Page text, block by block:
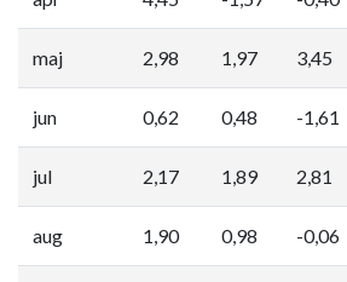
maj 2,98 1,97 3,45
jun 0,62 0,48 -1,61
jul 2,17 1,89 2,81
aug 1,90 0,98 -0,06